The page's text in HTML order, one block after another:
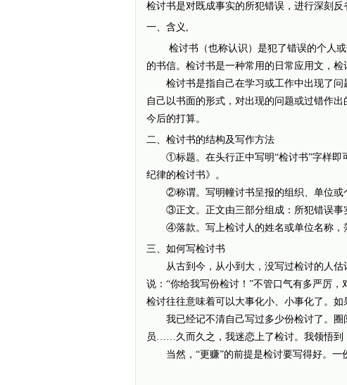
检讨书是对既成事实的所犯错误，进行深刻
一、含义,
检讨书（也称认识）是犯了错误的个人或
的书信。检讨书是一种常用的日常应用文，检
检讨书是指自己在学习或工作中出现了问
自己以书面的形式，对出现的问题或过错作
今后的打算。
二、检讨书的结构及写作方法
①标题。在头行正中写明“检讨书”字样即
纪律的检讨书》。
②称谓。写明幢讨书呈报的组织、单位或
③正文。正文由三部分组成：所犯错误事
④落款。写上检讨人的姓名或单位名称，
三、如何写检讨书
从古到今，从小到大，没写过检讨的人估
说：“你给我写份检讨！”不管口气有多严厉
检讨往往意味着可以大事化小、小事化了。
我已经记不清自己写过多少份检讨了。圈
员……久而久之，我迷恋上了检讨。我领悟
当然，“更赚”的前提是检讨要写得好。一